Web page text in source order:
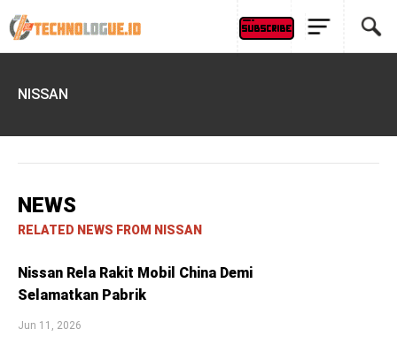
NISSAN
NEWS
RELATED NEWS FROM NISSAN
Nissan Rela Rakit Mobil China Demi
Selamatkan Pabrik
Jun 11, 2026